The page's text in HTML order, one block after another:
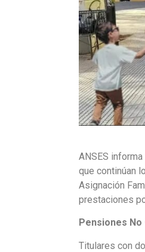
ANSES informa
que continúan
Asignación
prestaciones
Pensiones
Titulares con